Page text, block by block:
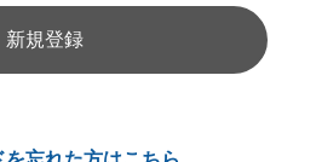
新規登録